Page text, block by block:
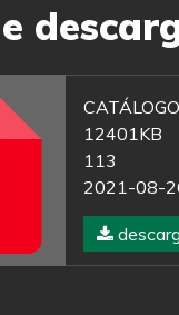
12401KB
113
2021-08-